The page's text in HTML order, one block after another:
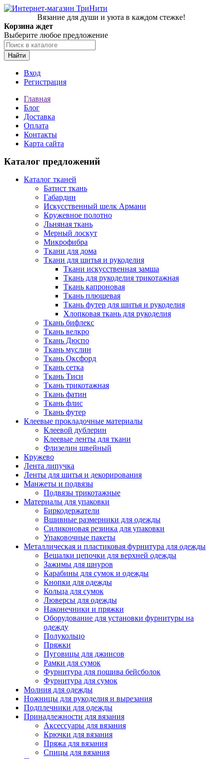
Вязание для души и уюта в каждом стежке!
Корзина ждет
Выберите любое предложение
Найти
Вход
Регистрация
Главная
Блог
Доставка
Оплата
Контакты
Карта сайта
Каталог предложений
Каталог тканей
Батист ткань
Габардин
Искусственный шелк Армани
Кружевное полотно
Льняная ткань
Мерный лоскут
Микрофибра
Ткани для дома
Ткани для шитья и рукоделия
Ткани искусственная замша
Ткань для рукоделия трикотажная
Ткань капроновая
Ткань плюшевая
Ткань футер для шитья и рукоделия
Хлопковая ткань для рукоделия
Ткань бифлекс
Ткань велкро
Ткань Дюспо
Ткань муслин
Ткань Оксфорд
Ткань сетка
Ткань Тиси
Ткань трикотажная
Ткань фатин
Ткань флис
Ткань футер
Клеевые прокладочные материалы
Клеевой дублерин
Клеевые ленты для ткани
Флизелин швейный
Кружево
Лента липучка
Ленты для шитья и декорирования
Манжеты и подвязы
Подвязы трикотажные
Материалы для упаковки
Биркодержатели
Вшивные размерники для одежды
Силиконовая резинка для упаковки
Упаковочные пакеты
Металлическая и пластиковая фурнитура для одежды
Вешалки цепочки для верхней одежды
Зажимы для шнуров
Карабины для сумок и одежды
Кнопки для одежды
Кольца для сумок
Люверсы для одежды
Наконечники и пряжки
Оборудование для установки фурнитуры на
одежду
Полукольцо
Пряжки
Пуговицы для джинсов
Рамки для сумок
Фурнитура для пошива бейсболок
Фурнитура для сумок
Молния для одежды
Ножницы для рукоделия и вырезания
Подплечники для одежды
Принадлежности для вязания
Аксессуары для вязания
Крючки для вязания
Пряжа для вязания
Спицы для вязания